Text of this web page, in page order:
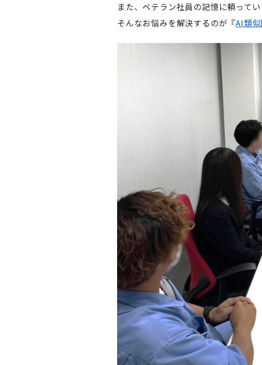
また、ベテラン社員の記憶に頼って
そんなお悩みを解決するのが『AI類